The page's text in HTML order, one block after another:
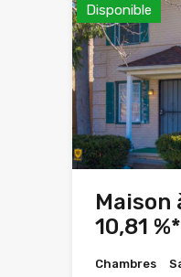
Disponible
10,81 %*
Chambres